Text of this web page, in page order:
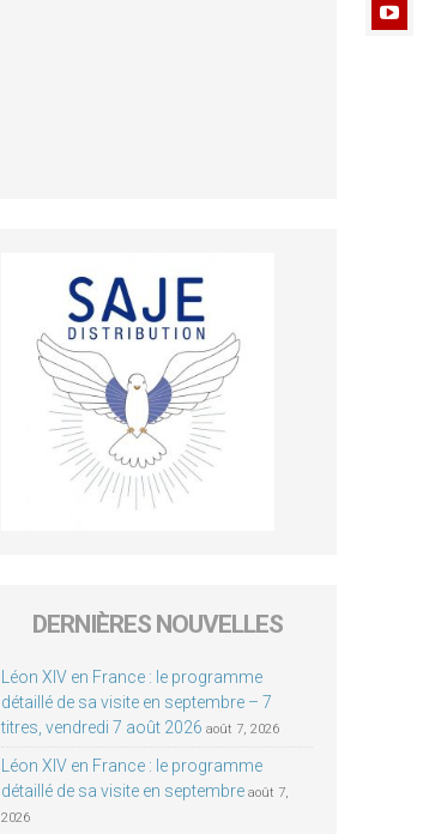
DERNIÈRES NOUVELLES
Léon XIV en France : le programme
détaillé de sa visite en septembre – 7
titres, vendredi 7 août 2026 août 7, 2026
Léon XIV en France : le programme
détaillé de sa visite en septembre août 7,
2026